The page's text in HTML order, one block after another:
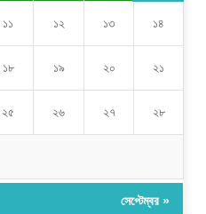
১১ ১২ ১৩ ১৪
১৮ ১৯ ২০ ২১
২৫ ২৬ ২৭ ২৮
সেপ্টেম্বর »